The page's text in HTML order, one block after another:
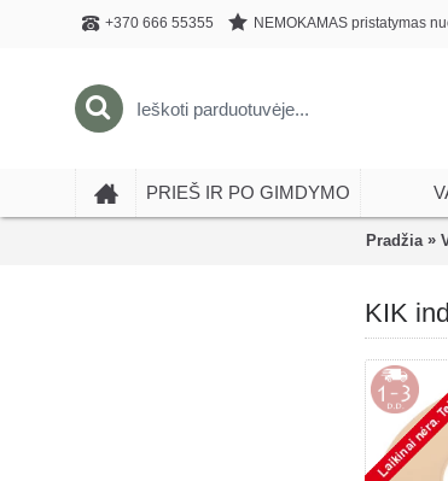
+370 666 55355 NEMOKAMAS pristatymas
PRIEŠ IR PO GIMDYMO
Pradžia »
KIK